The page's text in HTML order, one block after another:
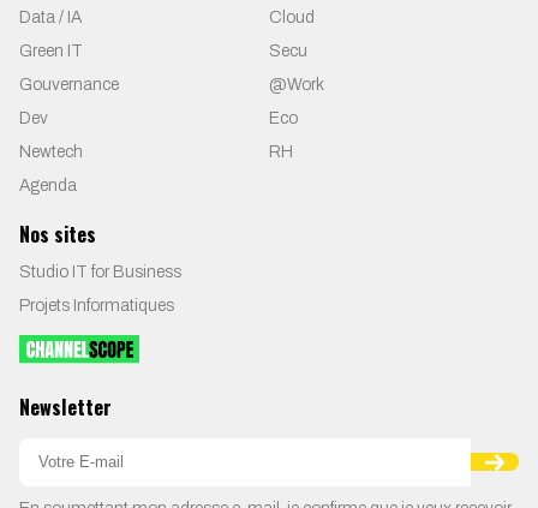
Data / IA
Cloud
Green IT
Secu
Gouvernance
@Work
Dev
Eco
Newtech
RH
Agenda
Nos sites
Studio IT for Business
Projets Informatiques
Newsletter